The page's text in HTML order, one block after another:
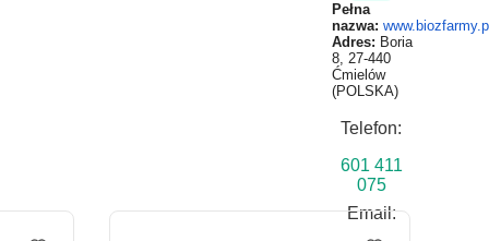
Pełna
nazwa:
Adres: Boria
8, 27-440
Ćmielów
(POLSKA)
Telefon:
601 411
075
Email: